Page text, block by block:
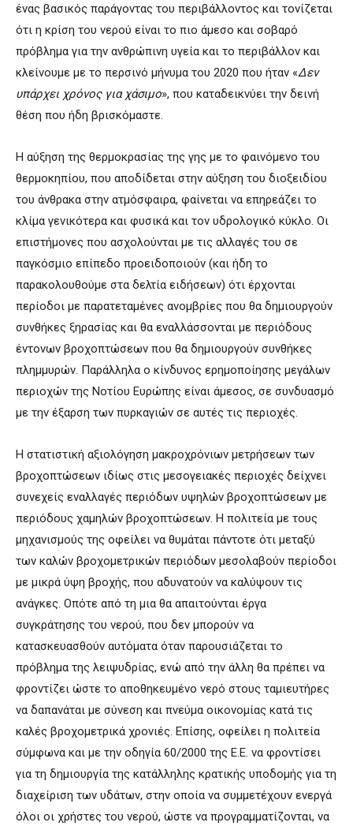
ένας βασικός παράγοντας του περιβάλλοντος και τονίζεται
ότι η κρίση του νερού είναι το πιο άμεσο και σοβαρό
πρόβλημα για την ανθρώπινη υγεία και το περιβάλλον και
κλείνουμε με το περσινό μήνυμα του 2020 που ήταν «Δεν
υπάρχει χρόνος για χάσιμο», που καταδεικνύει την δεινή
θέση που ήδη βρισκόμαστε.
Η αύξηση της θερμοκρασίας της γης με το φαινόμενο του
θερμοκηπίου, που αποδίδεται στην αύξηση του διοξειδίου
του άνθρακα στην ατμόσφαιρα, φαίνεται να επηρεάζει το
κλίμα γενικότερα και φυσικά και τον υδρολογικό κύκλο. Οι
επιστήμονες που ασχολούνται με τις αλλαγές του σε
παγκόσμιο επίπεδο προειδοποιούν (και ήδη το
παρακολουθούμε στα δελτία ειδήσεων) ότι έρχονται
περίοδοι με παρατεταμένες ανομβρίες που θα δημιουργούν
συνθήκες ξηρασίας και θα εναλλάσσονται με περιόδους
έντονων βροχοπτώσεων που θα δημιουργούν συνθήκες
πλημμυρών. Παράλληλα ο κίνδυνος ερημοποίησης μεγάλων
περιοχών της Νοτίου Ευρώπης είναι άμεσος, σε συνδυασμό
με την έξαρση των πυρκαγιών σε αυτές τις περιοχές.
Η στατιστική αξιολόγηση μακροχρόνιων μετρήσεων των
βροχοπτώσεων ιδίως στις μεσογειακές περιοχές δείχνει
συνεχείς εναλλαγές περιόδων υψηλών βροχοπτώσεων με
περιόδους χαμηλών βροχοπτώσεων. Η πολιτεία με τους
μηχανισμούς της οφείλει να θυμάται πάντοτε ότι μεταξύ
των καλών βροχομετρικών περιόδων μεσολαβούν περίοδοι
με μικρά ύψη βροχής, που αδυνατούν να καλύψουν τις
ανάγκες. Οπότε από τη μια θα απαιτούνται έργα
συγκράτησης του νερού, που δεν μπορούν να
κατασκευασθούν αυτόματα όταν παρουσιάζεται το
πρόβλημα της λειψυδρίας, ενώ από την άλλη θα πρέπει να
φροντίζει ώστε το αποθηκευμένο νερό στους ταμιευτήρες
να δαπανάται με σύνεση και πνεύμα οικονομίας κατά τις
καλές βροχομετρικά χρονιές. Επίσης, οφείλει η πολιτεία
σύμφωνα και με την οδηγία 60/2000 της Ε.Ε. να φροντίσει
για τη δημιουργία της κατάλληλης κρατικής υποδομής για τη
διαχείριση των υδάτων, στην οποία να συμμετέχουν ενεργά
όλοι οι χρήστες του νερού, ώστε να προγραμματίζονται, να